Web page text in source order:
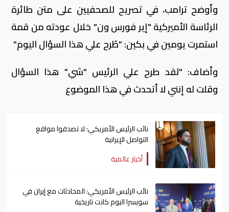
وأوضح ترامب، في تصريح للصحفيين على متن طائرة
الرئاسة الأميركية "إير فورس ون" خلال عودته من قمة
استمرت يومين في بكين: "طُرح علي هذا السؤال اليوم"
وأضاف: "لقد طرح علي الرئيس "شي" هذا السؤال
وقلت له إنني لا أتحدث في هذا الموضوع
نائب الرئيس الأمريكي: لا تصدقوا مواقع
التواصل الإيرانية
أخبار عالمية
نائب الرئيس الأمريكي: المحادثات مع إيران في
سويسرا اليوم كانت تاريخية